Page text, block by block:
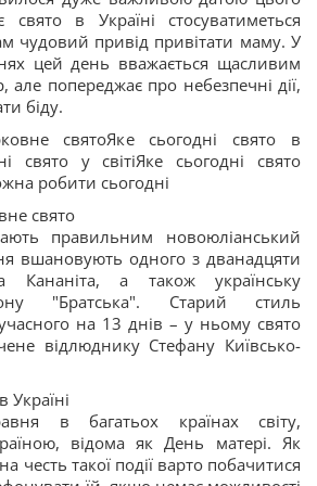
свято в Україні стосуватиметься
чудовий привід привітати маму. У
цей день вважається щасливим
попереджає про небезпечні дії,
біду.
святоЯке сьогодні свято в
свято у світіЯке сьогодні свято
робити сьогодні
свято
правильним новоюліанський
вшановують одного з дванадцяти
Кананіта, а також українську
"Братська". Старий стиль
на 13 днів – у ньому свято
відлюднику Стефану Київсько-
Україні
в багатьох країнах світу,
відома як День матері. Як
честь такої події варто побачитися